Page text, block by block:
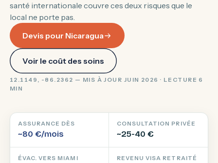
santé internationale couvre ces deux risques que le
local ne porte pas.
Devis pour Nicaragua
Voir le coût des soins
12.1149, -86.2362 — MIS À JOUR JUIN 2026 · LECTURE 6
MIN
ASSURANCE DÈS
~80 €/mois
CONSULTATION PRIVÉE
~25-40 €
ÉVAC. VERS MIAMI REVENU VISA RETRAITÉ